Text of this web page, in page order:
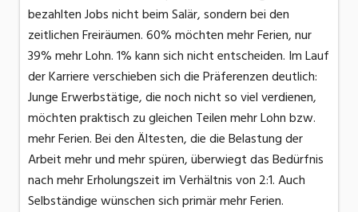
bezahlten Jobs nicht beim Salär, sondern bei den
zeitlichen Freiräumen. 60% möchten mehr Ferien, nur
39% mehr Lohn. 1% kann sich nicht entscheiden. Im Lauf
der Karriere verschieben sich die Präferenzen deutlich:
Junge Erwerbstätige, die noch nicht so viel verdienen,
möchten praktisch zu gleichen Teilen mehr Lohn bzw.
mehr Ferien. Bei den Ältesten, die die Belastung der
Arbeit mehr und mehr spüren, überwiegt das Bedürfnis
nach mehr Erholungszeit im Verhältnis von 2:1. Auch
Selbständige wünschen sich primär mehr Ferien.